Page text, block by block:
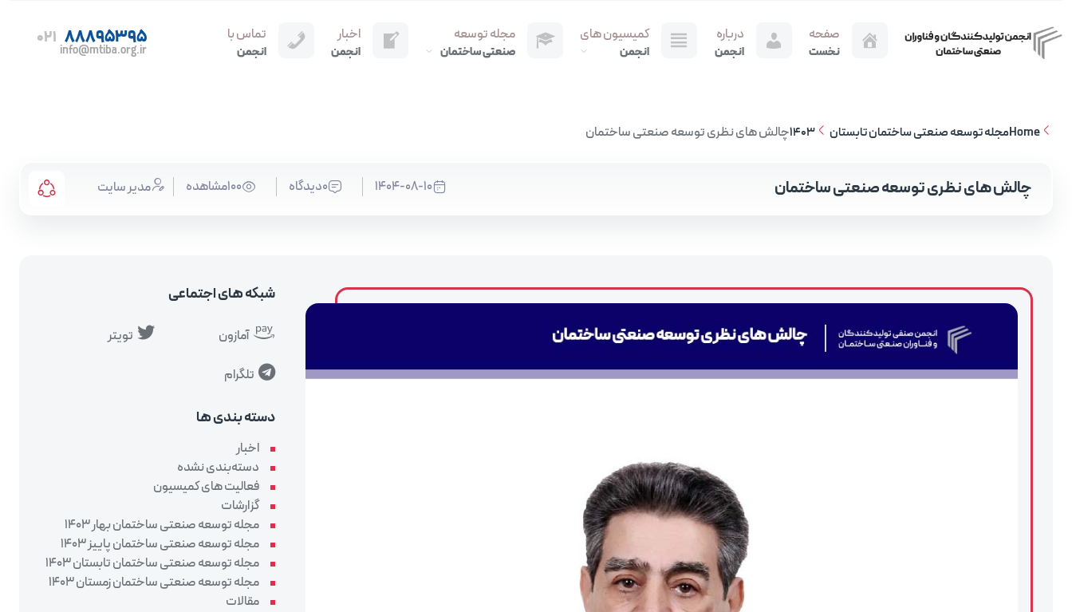
صفحه
نخست
درباره
انجمن
کمیسیون های
انجمن
مجله توسعه
صنعتی ساختمان
اخبار
انجمن
تماس با
انجمن
021 88895395
info@mtiba.org.ir
Homeمجله توسعه صنعتی ساختمان تابستان 1403 چالش‌‌ های نظری توسعه صنعتی ساختمان
چالش‌‌ های نظری توسعه صنعتی ساختمان 1404-08-10 0دیدگاه 100مشاهده مدیر سایت
شبکه های اجتماعی
آمازون تویتر
تلگرام
دسته بندی ها
اخبار
دسته‌بندی نشده
فعالیت های کمیسیون
گزارشات
مجله توسعه صنعتی ساختمان بهار 1403
مجله توسعه صنعتی ساختمان پاییز 1403
مجله توسعه صنعتی ساختمان تابستان 1403
مجله توسعه صنعتی ساختمان زمستان 1403
مقالات